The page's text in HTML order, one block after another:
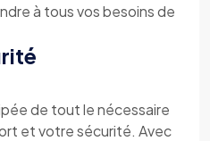
à tous vos besoins de
de tout le nécessaire
et votre sécurité. Avec